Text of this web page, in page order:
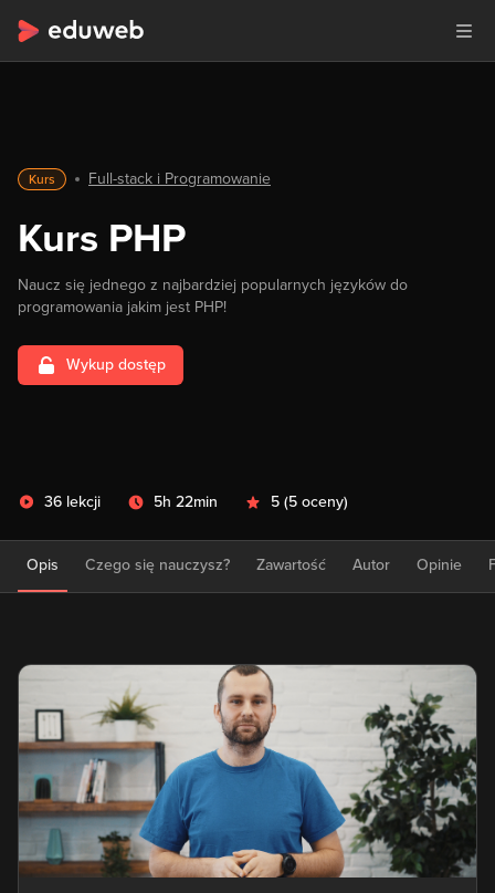
Kurs Full-stack i Programowanie
Kurs PHP
Naucz się jednego z najbardziej popularnych języków do
programowania jakim jest PHP!
Wykup dostęp
36 lekcji 5h 22min 5 (5 oceny)
Opis Czego się nauczysz? Zawartość Autor Opinie